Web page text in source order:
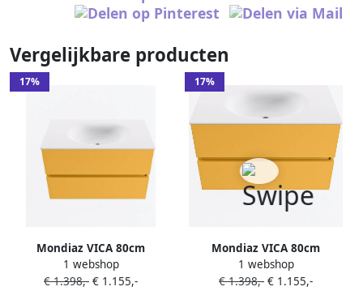
Vergelijkbare producten
17%
Mondiaz VICA 80cm
badmeubel onderkast Ocher
2 lades. Wastafel MOON
1 webshop
€ 1.398,- € 1.155,-
17%
Mondiaz VICA 80cm
badmeubel onderkast Ocher
2 lades. Wastafel MOON
1 webshop
€ 1.398,- € 1.155,-